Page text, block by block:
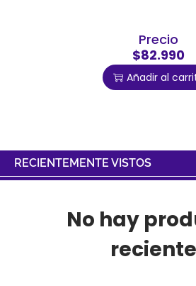
Precio
$82.990
Añadir al
RECIENTEMENTE VISTOS
No hay